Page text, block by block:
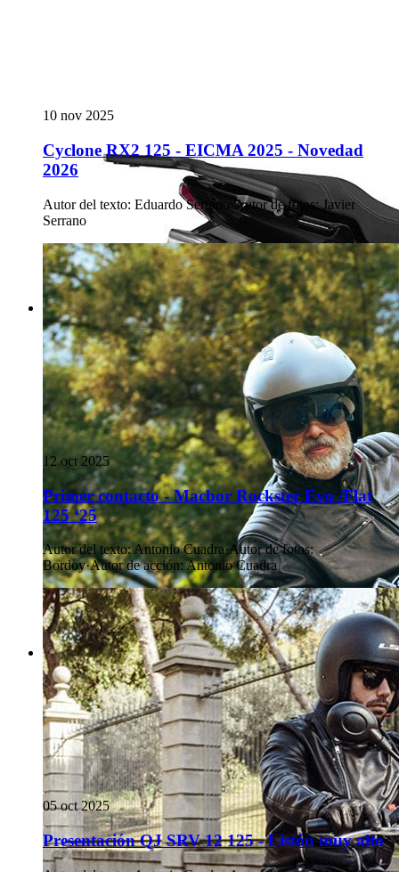
10 nov 2025
Cyclone RX2 125 - EICMA 2025 - Novedad
2026
Autor del texto: Eduardo Serrano Autor de fotos: Javier
Serrano
12 oct 2025
Primer contacto - Macbor Rockster Evo /Flat
125 ‘25
Autor del texto: Antonio Cuadra·Autor de fotos:
Bordoy·Autor de acción: Antonio Cuadra
05 oct 2025
Presentación QJ SRV 12 125 - Listón muy alto